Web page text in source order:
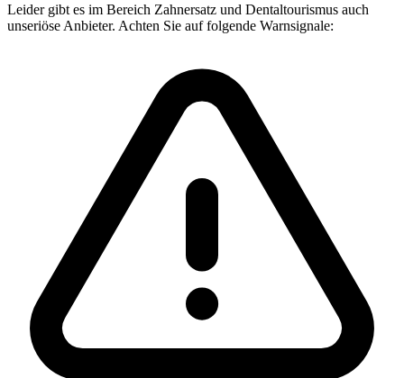
Leider gibt es im Bereich Zahnersatz und Dentaltourismus auch
unseriöse Anbieter. Achten Sie auf folgende Warnsignale: